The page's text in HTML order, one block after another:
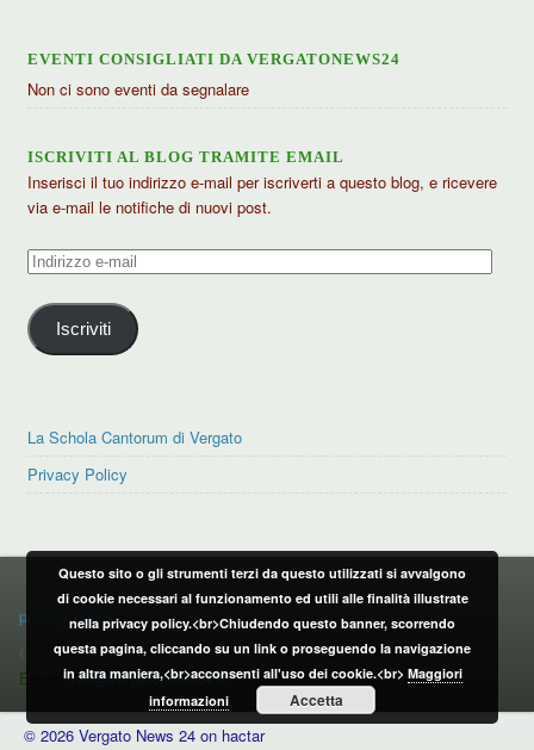
EVENTI CONSIGLIATI DA VERGATONEWS24
Non ci sono eventi da segnalare
ISCRIVITI AL BLOG TRAMITE EMAIL
Inserisci il tuo indirizzo e-mail per iscriverti a questo blog, e ricevere
via e-mail le notifiche di nuovi post.
Indirizzo
mail
Iscriviti
La Schola Cantorum di Vergato
Privacy Policy
PRIVACY POLICY
privacy policy
CONTATTI:
Email:info@vergatonews24.it
© 2026 Vergato News 24 on hactar
Questo sito o gli strumenti terzi da questo utilizzati si avvalgono
di cookie necessari al funzionamento ed utili alle finalità illustrate
nella privacy policy.<br>Chiudendo questo banner, scorrendo
questa pagina, cliccando su un link o proseguendo la navigazione
in altra maniera,<br>acconsenti all'uso dei cookie.<br> Maggiori
informazioni
Accetta